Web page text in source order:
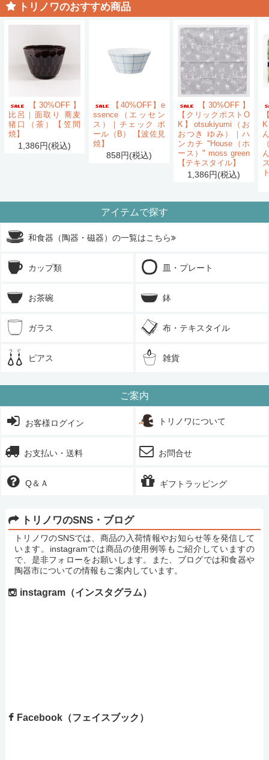
トリノワのおすすめ商品
【30%OFF】
比呂｜面取り 蕎麦
猪口（茶）【笠間
焼】
1,386円(税込)
【40%OFF】e
ssence（エッセン
ス）｜チェック ボ
ール（B） 【波佐見
焼】
858円(税込)
【30%OFF】
【クリックポストO
K】otsukiyumi（お
おつき ゆみ）｜ハ
ンカチ "House（ホ
ース）" moss green
【テキスタイル】
1,386円(税込)
アイテムで探す
和食器（陶器・磁器）の一覧はこちら
カップ類 皿・プレート
お茶碗 鉢
ガラス 布・テキスタイル
ピアス 雑貨
ご案内
お客様ログイン トリノワについて
お支払い・送料 お問合せ
Q＆Ａ ギフトラッピング
トリノワのSNS・ブログ
トリノワのSNSでは、商品の入荷情報やお知らせ等を発信して
います。instagramでは商品の使用例等もご紹介していますの
で、是非フォローをお願いします。また、ブログでは和食器や
陶器市についての情報もご案内しています。
instagram（インスタグラム）
Facebook（フェイスブック）